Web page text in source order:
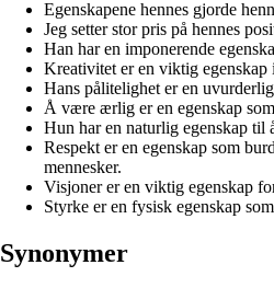
Egenskapene hennes gjorde
Jeg setter stor pris på hennes
Han har en imponerende
Kreativitet er en viktig egenskap
Hans pålitelighet er en
Å være ærlig er en egenskap
Hun har en naturlig egenskap til
Respekt er en egenskap som
mennesker.
Visjoner er en viktig egenskap
Styrke er en fysisk egenskap
Synonymer